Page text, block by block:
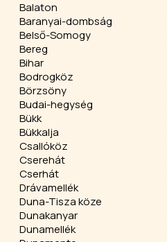
Balaton
Baranyai-dombság
Belső-Somogy
Bereg
Bihar
Bodrogköz
Börzsöny
Budai-hegység
Bükk
Bükkalja
Csallóköz
Cserehát
Cserhát
Drávamellék
Duna-Tisza köze
Dunakanyar
Dunamellék